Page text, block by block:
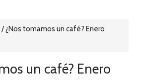
/¿Nos tomamos un café? Enero
un café? Enero